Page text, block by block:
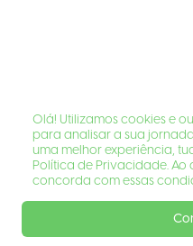
Olá! Utilizamos cookies e
para analisar a sua
uma melhor experiência,
Política de Privacidade.
concorda com essas